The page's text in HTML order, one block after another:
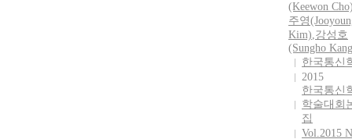
(Keewon
주영
Kim),강성호
(Sungho
한국통신
2015
한국통신
학술대회
집
Vol.2015